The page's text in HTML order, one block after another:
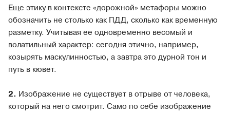
Еще этику в контексте «дорожной» метафоры можно
обозначить не столько как ПДД, сколько как временную
разметку. Учитывая ее одновременно весомый и
волатильный характер: сегодня этично, например,
козырять маскулинностью, а завтра это дурной тон и
путь в кювет.
2. Изображение не существует в отрыве от человека,
который на него смотрит. Само по себе изображение